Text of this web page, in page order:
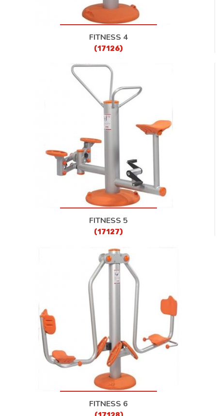
FITNESS 4
(17126)
FITNESS 5
(17127)
FITNESS 6